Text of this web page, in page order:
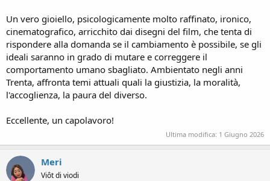
Un vero gioiello, psicologicamente molto raffinato, ironico,
cinematografico, arricchito dai disegni del film, che tenta di
rispondere alla domanda se il cambiamento è possibile, se gli
ideali saranno in grado di mutare e correggere il
comportamento umano sbagliato. Ambientato negli anni
Trenta, affronta temi attuali quali la giustizia, la moralità,
l'accoglienza, la paura del diverso.
Eccellente, un capolavoro!
Ultima modifica: 1 Giugno 2026
Meri
Viôt di viodi